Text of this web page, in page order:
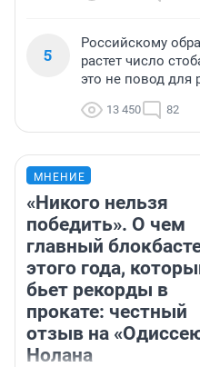
5
Российскому
растет число
это не повод для
13 450 82
МНЕНИЕ
«Никого нельзя
победить». О чем
главный
этого года,
бьет рекорды в
прокате: честный
отзыв на
Нолана